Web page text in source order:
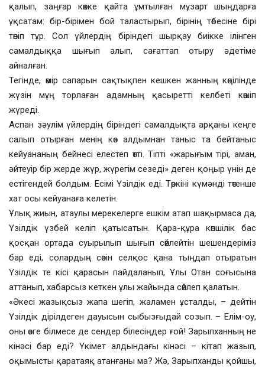
қалып, заңғар көкке қайта ұмтылған мұзарт шыңдарға
ұқсатам: бір-бірімен бой таластырып, бірінің төбесіне бірі
төніп тұр. Сол үйлердің біріндегі шырқау биікке ілінген
самалдыққа шығып алып, сағаттап отыру әдетіме
айналған.
Тегінде, өмір сапарын сақтықпен кешкен жанның көңілінде
жүзін мұң торлаған адамның қасыретті келбеті көшіп
жүреді.
Аспан зәулім үйлердің біріндегі самалдықта арқаны кеңге
салып отырған менің көз алдымнан таныс та бейтаныс
кейуананың бейнесі елестеп өтті. Тіпті «жарығым тірі, аман,
әйтеуір бір жерде жүр, жүрегім сезеді» деген қоңыр үнін де
естігендей болдым. Есімі Үзілдік еді. Төркіні күмәнді төтенше
хат осы кейуанаға келетін.
Ұлық жиын, атаулы мерекелерге ешкім атап шақырмаса да,
Үзілдік үзбей келіп қатысатын. Қара-құра көпшілік бас
қосқан ортада суырылып шығып сөйлейтін шешендеріміз
бар еді, солардың сөзін селқос қана тыңдап отыратын
Үзілдік те кісі қарасын пайдаланып, Ұлы Отан соғысына
аттанып, хабарсыз кеткен ұлы жайында сөйлеп қалатын.
«Әкесі жазықсыз жапа шегіп, жаламен ұсталды, – дейтін
Үзілдік дірілдеген дауысын сыбызғыдай созып. – Елім-оу,
оны өзге білмесе де сендер білесіңдер ғой! Зарыпханның не
кінәсі бар еді? Үкімет алдындағы кінәсі – кітап жазып,
оқымысты қаратаяқ атанғаны ма? Жә, Зарыпханды қойшы,